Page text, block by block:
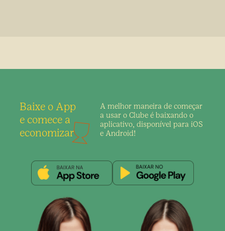
Baixe o App
e comece a
economizar
A melhor maneira de começar
a usar o Clube é baixando o
aplicativo, disponível para iOS
e Android!